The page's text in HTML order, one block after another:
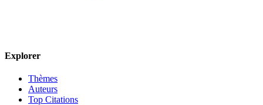
Explorer
Thèmes
Auteurs
Top Citations